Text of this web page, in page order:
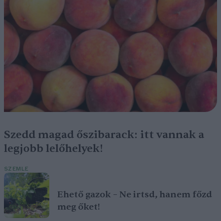
Szedd magad őszibarack: itt vannak a
legjobb lelőhelyek!
SZEMLE
Ehető gazok – Ne irtsd, hanem főzd
meg őket!